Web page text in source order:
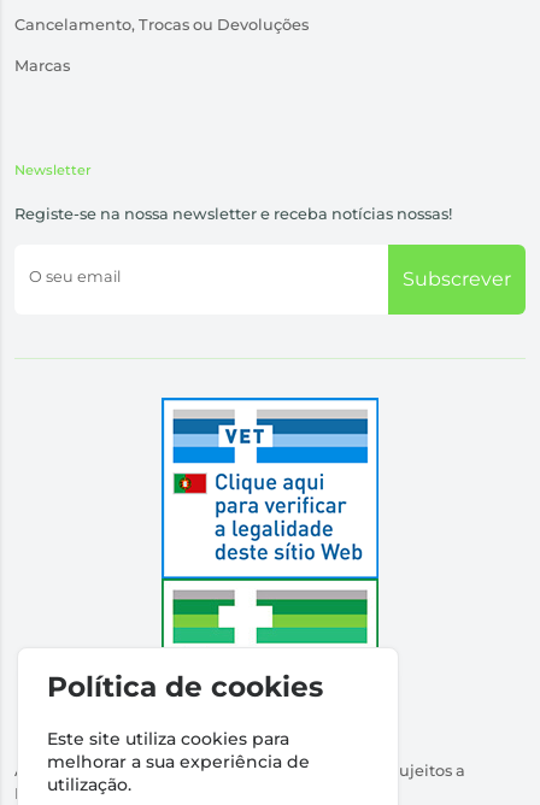
Cancelamento, Trocas ou Devoluções
Marcas
Newsletter
Registe-se na nossa newsletter e receba notícias nossas!
O seu email Subscrever
Autorizado a Disponibilizar Medicamentos Não Sujeitos a
Receita Médica
Política de cookies
Este site utiliza cookies para
melhorar a sua experiência de
utilização.